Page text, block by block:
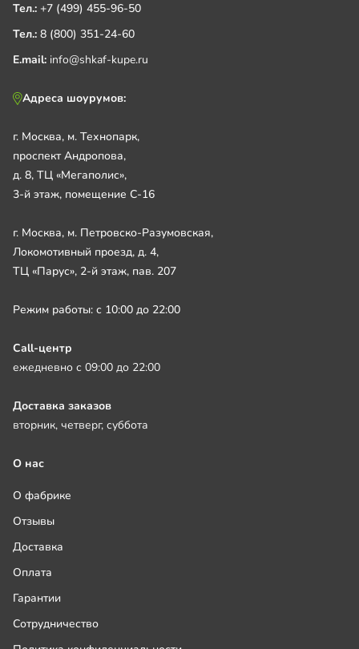
Тел.: +7 (499) 455-96-50
Тел.: 8 (800) 351-24-60
E.mail: info@shkaf-kupe.ru
Адреса шоурумов:
г. Москва, м. Технопарк,
проспект Андропова,
д. 8, ТЦ «Мегаполис»,
3-й этаж, помещение С-16
г. Москва, м. Петровско-Разумовская,
Локомотивный проезд, д. 4,
ТЦ «Парус», 2-й этаж, пав. 207
Режим работы: с 10:00 до 22:00
Call-центр
ежедневно с 09:00 до 22:00
Доставка заказов
вторник, четверг, суббота
О нас
О фабрике
Отзывы
Доставка
Оплата
Гарантии
Сотрудничество